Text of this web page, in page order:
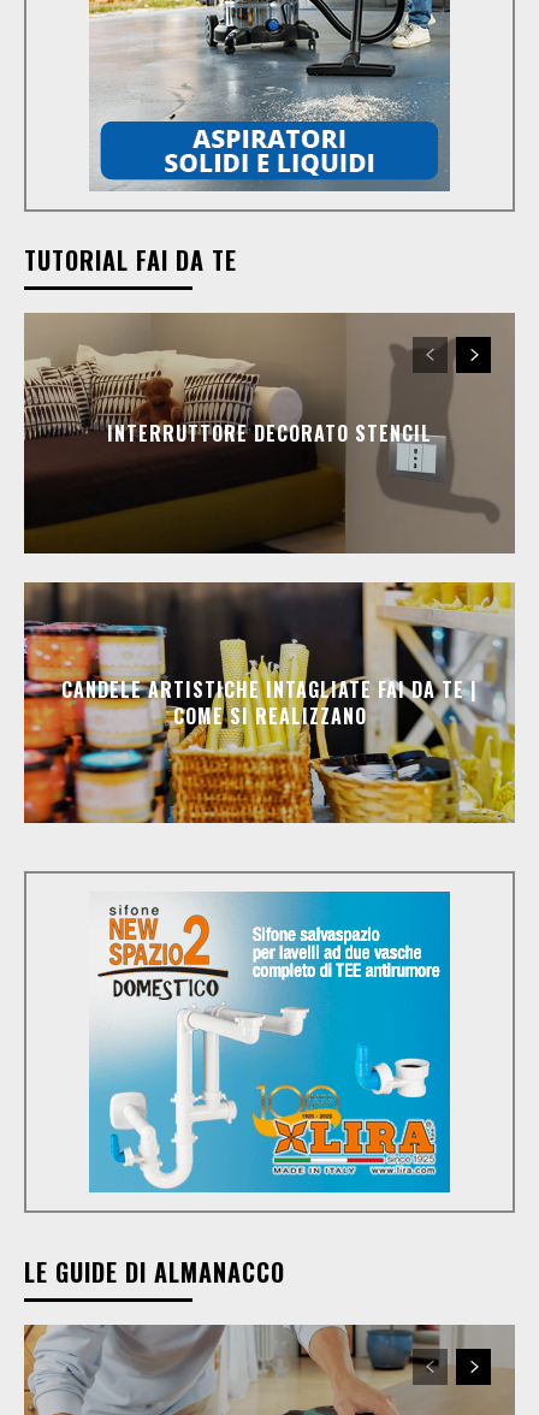
TUTORIAL FAI DA TE
INTERRUTTORE DECORATO STENCIL
CANDELE ARTISTICHE INTAGLIATE FAI DA TE |
COME SI REALIZZANO
LE GUIDE DI ALMANACCO